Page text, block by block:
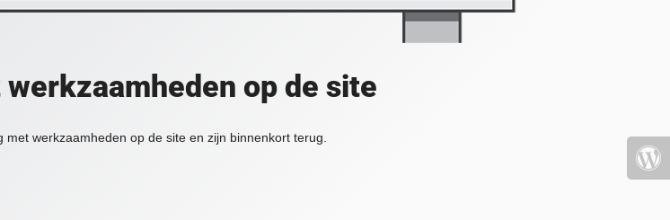
op de site
werkzaamheden op de site en zijn binnenkort terug.